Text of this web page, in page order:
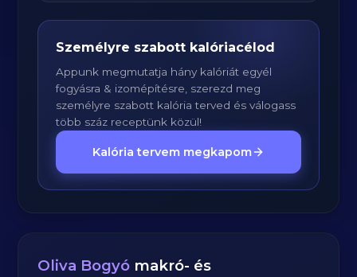
Személyre szabott kalóriacélod
Appunk megmutatja hány kalóriát egyél
fogyásra & izomépítésre, szerezd meg
személyre szabott kalória terved és válogass
több száz receptünk közül!
Kalória tervem megkapom
Oliva Bogyó makró- és